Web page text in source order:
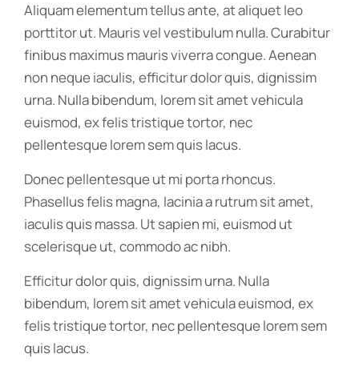
Aliquam elementum tellus ante, at aliquet leo
porttitor ut. Mauris vel vestibulum nulla. Curabitur
finibus maximus mauris viverra congue. Aenean
non neque iaculis, efficitur dolor quis, dignissim
urna. Nulla bibendum, lorem sit amet vehicula
euismod, ex felis tristique tortor, nec
pellentesque lorem sem quis lacus.
Donec pellentesque ut mi porta rhoncus.
Phasellus felis magna, lacinia a rutrum sit amet,
iaculis quis massa. Ut sapien mi, euismod ut
scelerisque ut, commodo ac nibh.
Efficitur dolor quis, dignissim urna. Nulla
bibendum, lorem sit amet vehicula euismod, ex
felis tristique tortor, nec pellentesque lorem sem
quis lacus.